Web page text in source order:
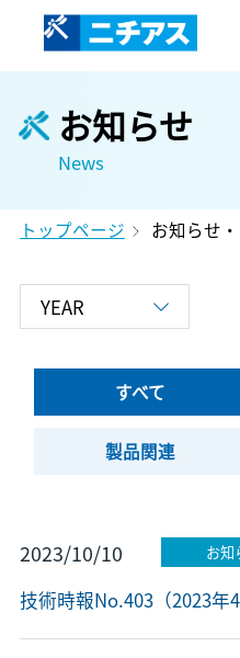
お知らせ
News
トップページ お知らせ
すべて
製品関連
2023/10/10 お知
技術時報No.403（2023年